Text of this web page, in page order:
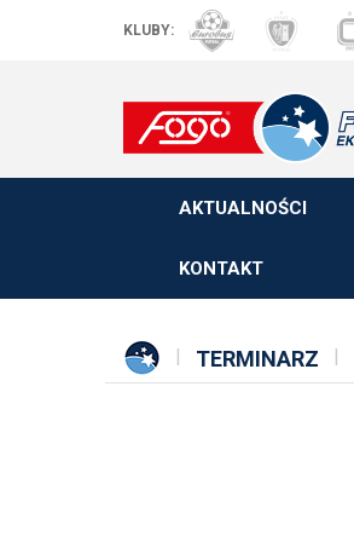
KLUBY:
AKTUALNOŚCI
KONTAKT
TERMINARZ